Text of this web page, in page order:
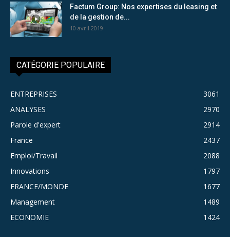
Factum Group: Nos expertises du leasing et
de la gestion de...
10 avril 2019
CATÉGORIE POPULAIRE
ENTREPRISES
3061
ANALYSES
2970
Parole d'expert
2914
France
2437
Emploi/Travail
2088
Innovations
1797
FRANCE/MONDE
1677
Management
1489
ECONOMIE
1424